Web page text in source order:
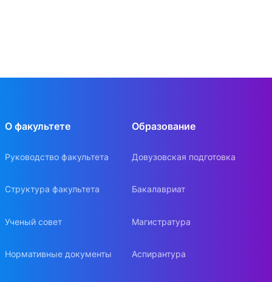
О факультете
Руководство факультета
Структура факультета
Ученый совет
Нормативные документы
Образование
Довузовская подготовка
Бакалавриат
Магистратура
Аспирантура